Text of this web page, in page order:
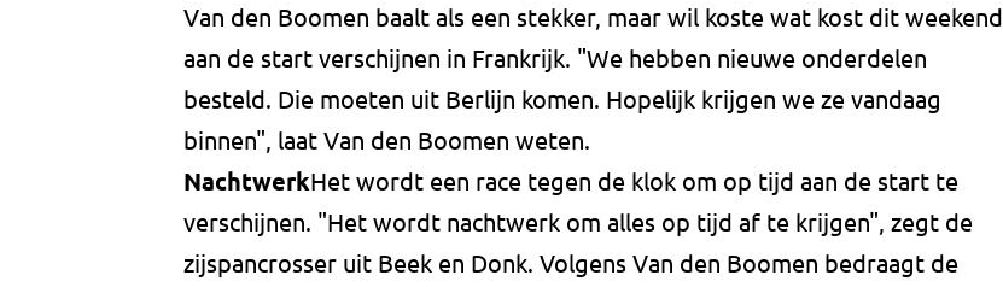
Van den Boomen baalt als een stekker, maar wil koste wat kost dit weekend
aan de start verschijnen in Frankrijk. "We hebben nieuwe onderdelen
besteld. Die moeten uit Berlijn komen. Hopelijk krijgen we ze vandaag
binnen", laat Van den Boomen weten.
NachtwerkHet wordt een race tegen de klok om op tijd aan de start te
verschijnen. "Het wordt nachtwerk om alles op tijd af te krijgen", zegt de
zijspancrosser uit Beek en Donk. Volgens Van den Boomen bedraagt de